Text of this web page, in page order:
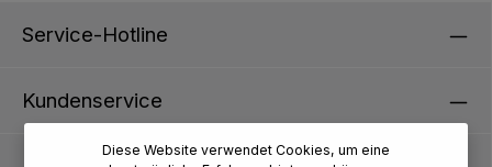
Service-Hotline
Kundenservice
Diese Website verwendet Cookies, um eine